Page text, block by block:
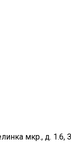
мкр., д. 1.6,